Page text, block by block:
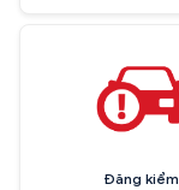
Đăng kiểm